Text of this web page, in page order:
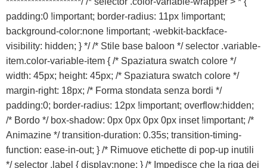
padding:0 !important; border-radius: 11px !important;
background-color:none !important; -webkit-backface-
visibility: hidden; } */ /* Stile base baloon */ selector .variable-
item.color-variable-item { /* Spaziatura swatch colore */
width: 45px; height: 45px; /* Spaziatura swatch colore */
margin-right: 18px; /* Forma stondata senza bordi */
padding:0; border-radius: 12px !important; overflow:hidden;
/* Bordo */ box-shadow: 0px 0px 0px 0px inset !important; /*
Animazine */ transition-duration: 0.35s; transition-timing-
function: ease-in-out; } /* Rimuove etichette di pop-up inutili
*/ selector .label { display:none; } /* Impedisce che la riga dei